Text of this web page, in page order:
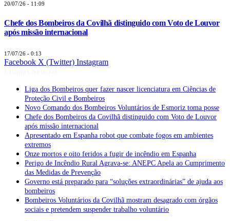
20/07/26 - 11:09
Chefe dos Bombeiros da Covilhã distinguido com Voto de Louvor
após missão internacional
17/07/26 - 0:13
Facebook X (Twitter) Instagram
Liga dos Bombeiros quer fazer nascer licenciatura em Ciências de
Proteção Civil e Bombeiros
Novo Comando dos Bombeiros Voluntários de Esmoriz toma posse
Chefe dos Bombeiros da Covilhã distinguido com Voto de Louvor
após missão internacional
Apresentado em Espanha robot que combate fogos em ambientes
extremos
Onze mortos e oito feridos a fugir de incêndio em Espanha
Perigo de Incêndio Rural Agrava-se: ANEPC Apela ao Cumprimento
das Medidas de Prevenção
Governo está preparado para “soluções extraordinárias” de ajuda aos
bombeiros
Bombeiros Voluntários da Covilhã mostram desagrado com órgãos
sociais e pretendem suspender trabalho voluntário